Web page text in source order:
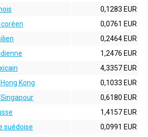
0,1283 EUR
0,0761 EUR
0,2464 EUR
1,2476 EUR
4,3357 EUR
Kong
0,1033 EUR
0,6180 EUR
1,4157 EUR
suédoise
0,0991 EUR